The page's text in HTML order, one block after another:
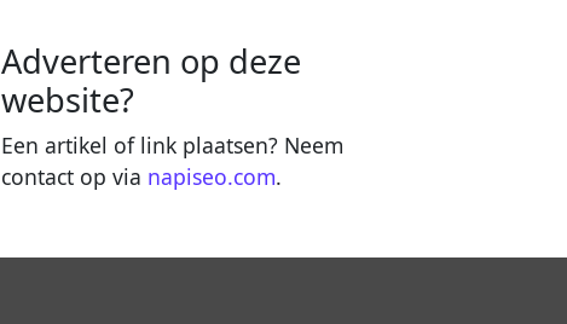
Adverteren op deze
website?
Een artikel of link plaatsen? Neem
contact op via napiseo.com.